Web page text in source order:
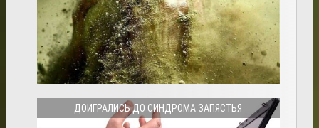
ДОИГРАЛИСЬ ДО СИНДРОМА ЗАПЯСТЬЯ